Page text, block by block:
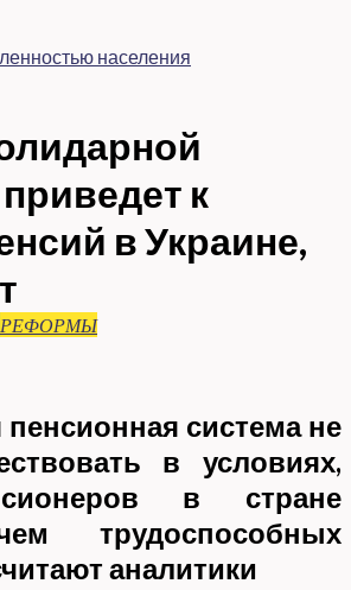
к
в Украине,
РЕФОРМЫ
система не
в условиях,
в стране
трудоспособных
аналитики